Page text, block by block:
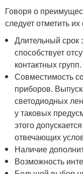
Говоря о
следует отметить
Длительный срок
способствует
контактных групп.
Совместимость
приборов.
светодиодных
у таковых
этого
отвечающих
Наличие
Возможность